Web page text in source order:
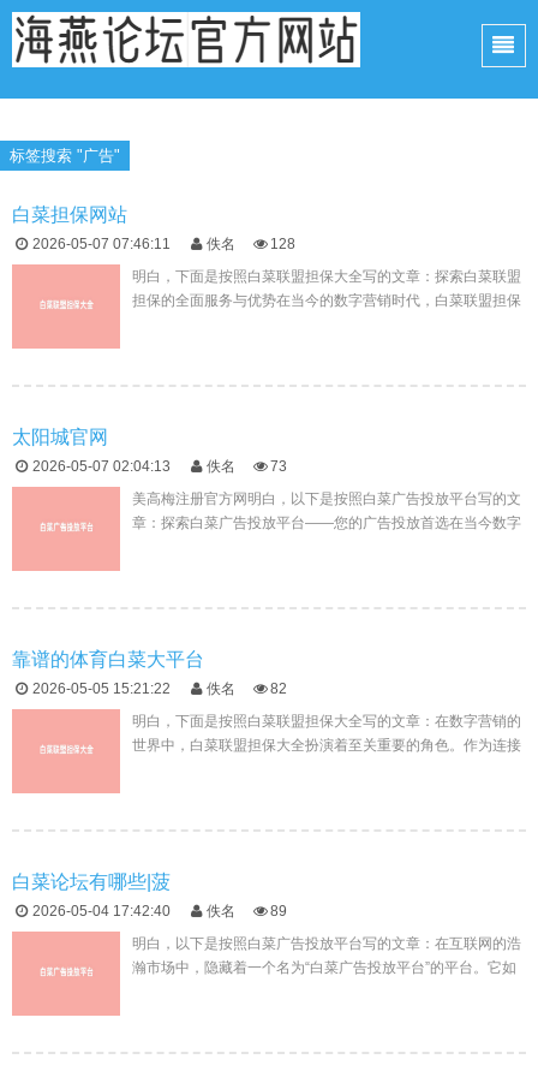
标签搜索 "广告"
白菜担保网站
2026-05-07 07:46:11 佚名
128
明白，下面是按照白菜联盟担保大全写的文章：探索白菜联盟
担保的全面服务与优势在当今的数字营销时代，白菜联盟担保
太阳城官网
2026-05-07 02:04:13 佚名
73
美高梅注册官方网明白，以下是按照白菜广告投放平台写的文
章：探索白菜广告投放平台——您的广告投放首选在当今数字
靠谱的体育白菜大平台
2026-05-05 15:21:22 佚名
82
明白，下面是按照白菜联盟担保大全写的文章：在数字营销的
世界中，白菜联盟担保大全扮演着至关重要的角色。作为连接
白菜论坛有哪些|菠
2026-05-04 17:42:40 佚名
89
明白，以下是按照白菜广告投放平台写的文章：在互联网的浩
瀚市场中，隐藏着一个名为“白菜广告投放平台”的平台。它如